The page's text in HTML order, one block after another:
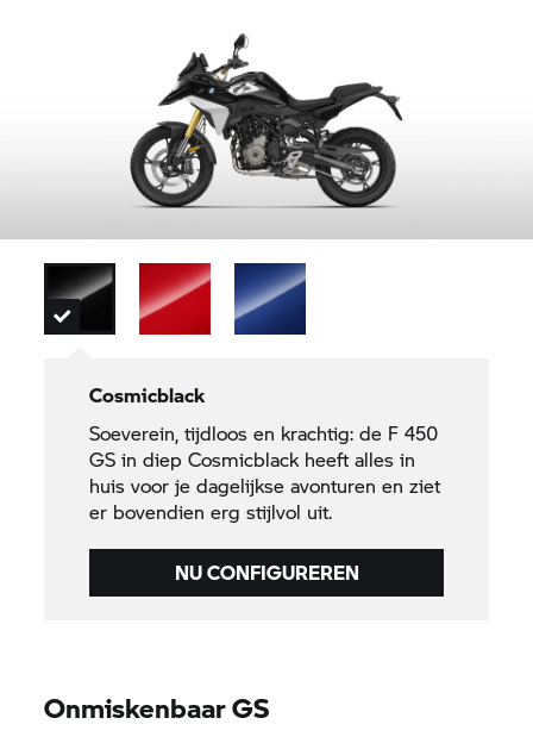
Cosmicblack
Soeverein, tijdloos en krachtig: de F 450
GS in diep Cosmicblack heeft alles in
huis voor je dagelijkse avonturen en ziet
er bovendien erg stijlvol uit.
NU CONFIGUREREN
Onmiskenbaar GS